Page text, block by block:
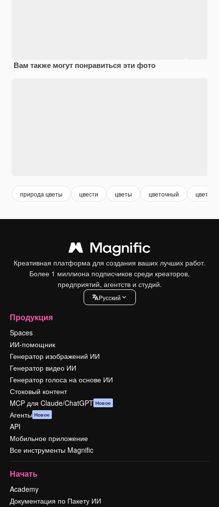
Вам также могут понравиться эти фото
природа цветы цвести цветы цветочный
Креативная платформа для создания ваших лучших работ.
Более 1 миллиона подписчиков среди креаторов,
предприятий, агентств и студий.
Pусский
Продукция
Spaces
ИИ-помощник
Генератор изображений ИИ
Генератор видео ИИ
Генератор голоса на основе ИИ
Стоковый контент
MCP для Claude/ChatGPT Новое
Агенты Новое
API
Мобильное приложение
Все инструменты Magnific
Начать
Academy
Документация по Пакету ИИ